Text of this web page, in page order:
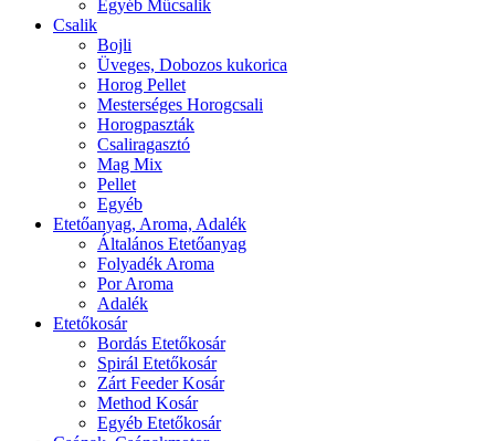
Egyéb Műcsalik
Csalik
Bojli
Üveges, Dobozos kukorica
Horog Pellet
Mesterséges Horogcsali
Horogpaszták
Csaliragasztó
Mag Mix
Pellet
Egyéb
Etetőanyag, Aroma, Adalék
Általános Etetőanyag
Folyadék Aroma
Por Aroma
Adalék
Etetőkosár
Bordás Etetőkosár
Spirál Etetőkosár
Zárt Feeder Kosár
Method Kosár
Egyéb Etetőkosár